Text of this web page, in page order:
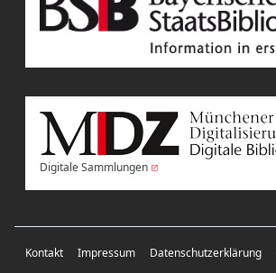
Digitale Sammlungen
Kontakt Impressum Datenschutzerklärung